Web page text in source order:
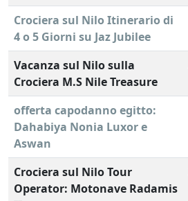
Crociera sul Nilo Itinerario di
4 o 5 Giorni su Jaz Jubilee
Vacanza sul Nilo sulla
Crociera M.S Nile Treasure
offerta capodanno egitto:
Dahabiya Nonia Luxor e
Aswan
Crociera sul Nilo Tour
Operator: Motonave Radamis